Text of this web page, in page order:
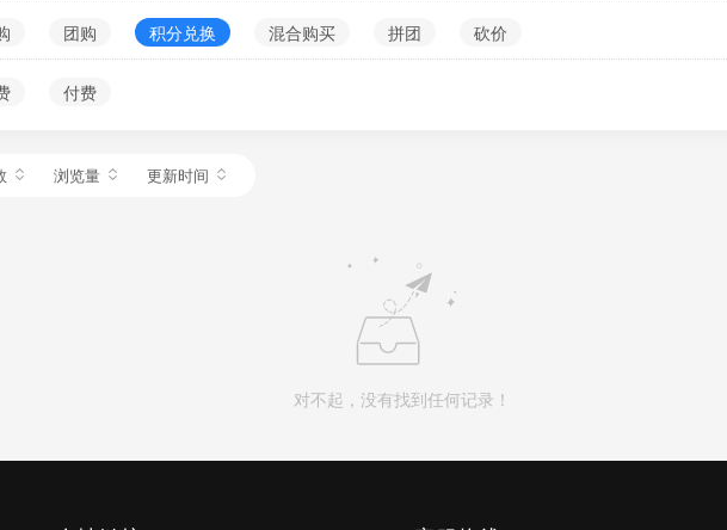
团购 积分兑换 混合购买 拼团 砍价
付费
浏览量 更新时间
对不起，没有找到任何记录！